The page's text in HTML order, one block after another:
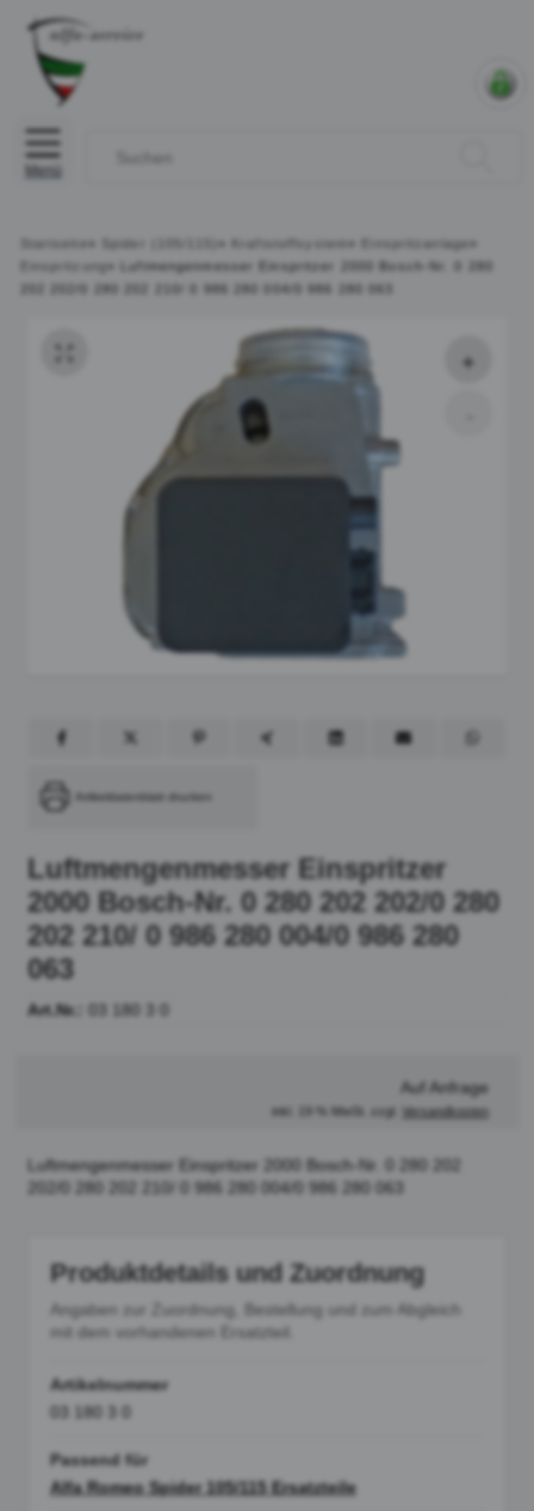
Menü
Startseite » Spider (105/115) » Kraftstoffsystem » Einspritzanlage »
Einspritzung»
Luftmengenmesser Einspritzer 2000 Bosch-Nr. 0 280
202 202/0 280 202 210/ 0 986 280 004/0 986 280 063
Artikeldatenblatt drucken
Luftmengenmesser Einspritzer
2000 Bosch-Nr. 0 280 202 202/0 280
202 210/ 0 986 280 004/0 986 280
063
Art.Nr.: 03 180 3 0
Auf Anfrage
inkl. 19 % MwSt. zzgl. Versandkosten
Luftmengenmesser Einspritzer 2000 Bosch-Nr. 0 280 202
202/0 280 202 210/ 0 986 280 004/0 986 280 063
Produktdetails und Zuordnung
Angaben zur Zuordnung, Bestellung und zum Abgleich
mit dem vorhandenen Ersatzteil.
Artikelnummer
03 180 3 0
Passend für
Alfa Romeo Spider 105/115 Ersatzteile